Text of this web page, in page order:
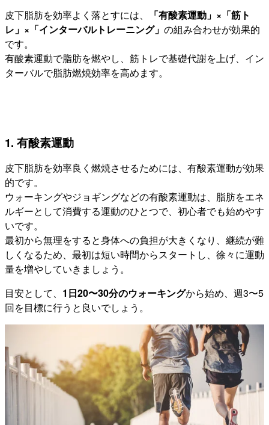
皮下脂肪を効率よく落とすには、
「有酸素運動」×「筋ト
レ」×「インターバルトレーニング」 の組み合わせが効果的
です。
有酸素運動で脂肪を燃やし、筋トレで基礎代謝を上げ、イン
ターバルで脂肪燃焼効率を高めます。
1. 有酸素運動
皮下脂肪を効率良く燃焼させるためには、有酸素運動が効果
的です。
ウォーキングやジョギングなどの有酸素運動は、脂肪をエネ
ルギーとして消費する運動のひとつで、初心者でも始めやす
いです。
最初から無理をすると身体への負担が大きくなり、継続が難
しくなるため、最初は短い時間からスタートし、徐々に運動
量を増やしていきましょう。
目安として、 1日20〜30分のウォーキングから始め、週3〜5
回を目標に行うと良いでしょう。